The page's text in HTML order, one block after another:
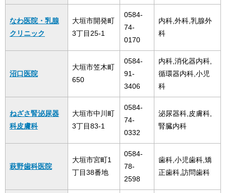
なわ医院・乳腺
クリニック
大垣市開発町
3丁目25-1
0584-
74-
0170
内科,外科,乳腺外
科
沼口医院
大垣市笠木町
650
0584-
91-
3406
内科,消化器内科,
循環器内科,小児
科
ねざさ腎泌尿器
科皮膚科
大垣市中川町
3丁目83-1
0584-
74-
0332
泌尿器科,皮膚科,
腎臓内科
萩野歯科医院
大垣市宮町1
丁目38番地
0584-
78-
2598
歯科,小児歯科,矯
正歯科,訪問歯科